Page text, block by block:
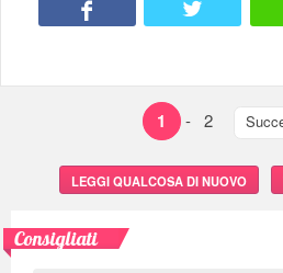
1 - 2
LEGGI QUALCOSA DI NUOVO
Consigliati